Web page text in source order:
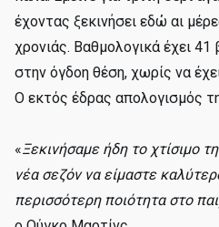
έχοντας ξεκινήσει εδώ αι
χρονιάς. Βαθμολογικά έχει 41
στην όγδοη θέση, χωρίς να
Ο εκτός έδρας απολογισμός
«Ξεκινήσαμε ήδη το χτίσιμο
νέα σεζόν να είμαστε
περισσότερη ποιότητα στο